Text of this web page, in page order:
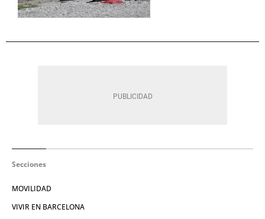
Secciones
MOVILIDAD
VIVIR EN BARCELONA